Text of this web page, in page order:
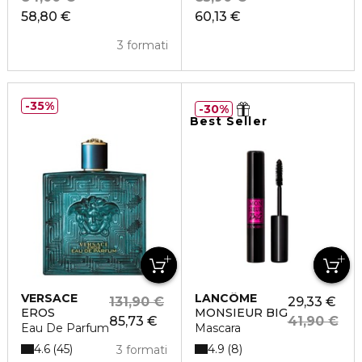
58,80 €
3 formati
60,13 €
VERSACE
EROS
Eau De Parfum85,73 €
131,90 €
3 formati
4.6 45
35%
Best Seller
LANCÔME
MONSIEUR BIG
Mascara
29,33 €
41,90 €
4.9 8
30%